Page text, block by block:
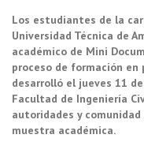
Los estudiantes de la
Universidad Técnica de
académico de Mini
proceso de formación en
desarrolló el jueves 11
Facultad de Ingeniería
autoridades y
muestra académica.